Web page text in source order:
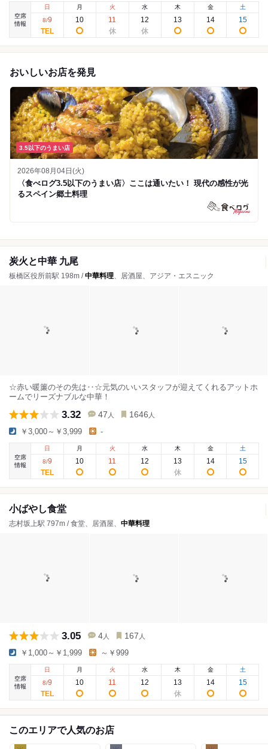
空席
情報
日
8/9
月
10
火
11
水
12
木
13
金
14
土
15
おいしいお店を発見
3.5以下のうまい店
2026年08月04日(火)
〈食べログ3.5以下のうまい店〉ここは通いたい！ 現代の感性が光
るスペイン郷土料理
炭火と中華 九尾
板橋区役所前駅 198m /中華料理、居酒屋、アジア・エスニック
☆赤い暖簾のその先は‥☆元気のいいスタッフが迎えてくれるアットホ
ームでリーズナブルな中華！
3.32 47 人 1646 人
￥3,000～￥3,999 -
空席
情報
日
8/9
月
10
火
11
水
12
木
13
金
14
土
15
小ばやし食堂
志村坂上駅 797m / 食堂、居酒屋、 中華料理
3.05 4 人 167 人
￥1,000～￥1,999 ～￥999
空席
情報
日
8/9
月
10
火
11
水
12
木
13
金
14
土
15
このエリアで人気のお店